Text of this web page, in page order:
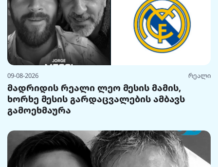
09-08-2026 რეალი
მადრიდის რეალი ლეო მესის მამის,
ხორხე მესის გარდაცვალების ამბავს
გამოეხმაურა